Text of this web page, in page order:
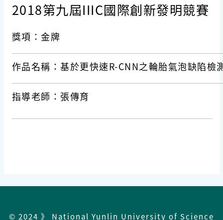
2018第九屆IIIC國際創新發明競賽
獎項：金牌
作品名稱：基於更快速R-CNN之輪胎氣泡缺陷檢
指導老師：張傳育
© 2024 》 National Yunlin University of Science